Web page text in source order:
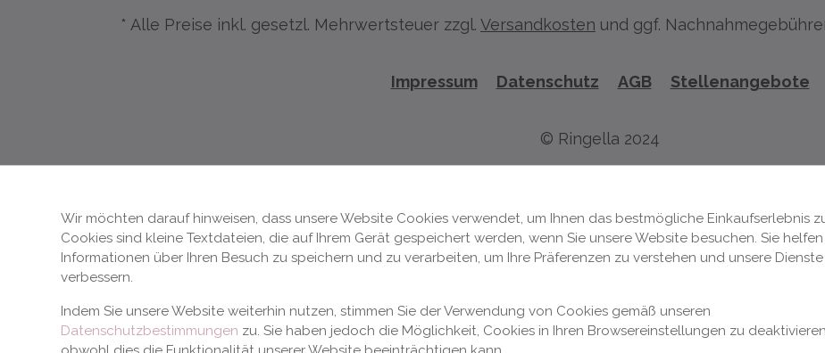
* Alle Preise inkl. gesetzl. Mehrwertsteuer zzgl. Versandkosten und ggf.
Impressum Datenschutz AGB Stellenangebote
© Ringella 2024
Wir möchten darauf hinweisen, dass unsere Website Cookies verwendet, um Ihnen das bestmögliche Einkaufserlebnis
Cookies sind kleine Textdateien, die auf Ihrem Gerät gespeichert werden, wenn Sie unsere Website besuchen. Sie helfen
Informationen über Ihren Besuch zu speichern und zu verarbeiten, um Ihre Präferenzen zu verstehen und unsere
verbessern.
Indem Sie unsere Website weiterhin nutzen, stimmen Sie der Verwendung von Cookies gemäß unseren
Datenschutzbestimmungen zu. Sie haben jedoch die Möglichkeit, Cookies in Ihren Browsereinstellungen zu